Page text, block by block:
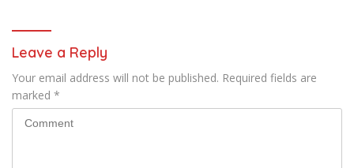
Leave a Reply
Your email address will not be published. Required fields are
marked *